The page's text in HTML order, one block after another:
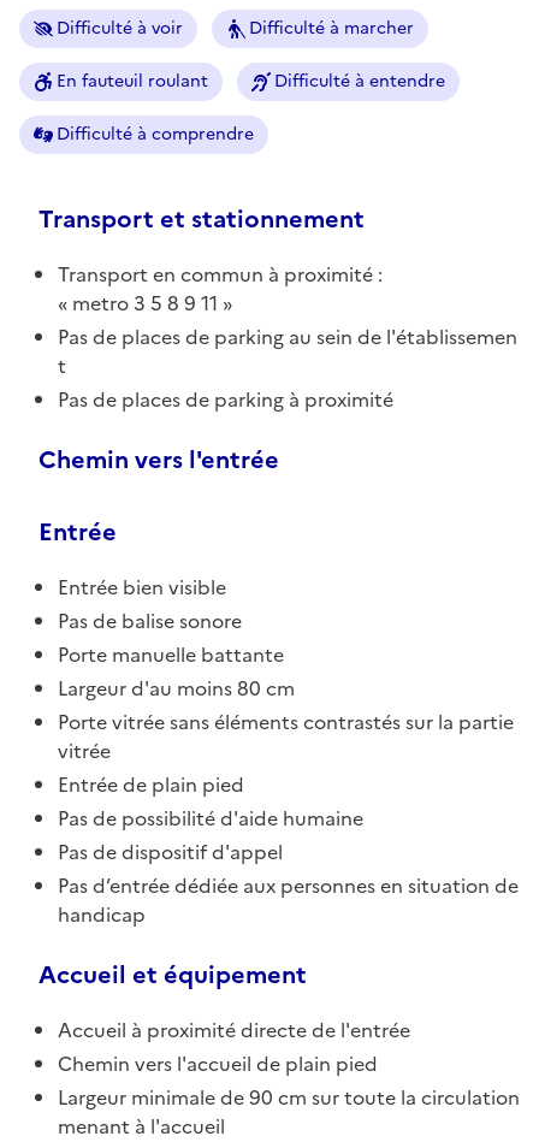
Difficulté à voir Difficulté à marcher
En fauteuil roulant Difficulté à entendre
Difficulté à comprendre
Transport et stationnement
Transport en commun à proximité :
metro 3 5 8 9 11
Pas de places de parking au sein de l'établissemen
t
Pas de places de parking à proximité
Chemin vers l'entrée
Entrée
Entrée bien visible
Pas de balise sonore
Porte manuelle battante
Largeur d'au moins 80 cm
Porte vitrée sans éléments contrastés sur la partie
vitrée
Entrée de plain pied
Pas de possibilité d'aide humaine
Pas de dispositif d'appel
Pas d’entrée dédiée aux personnes en situation de
handicap
Accueil et équipement
Accueil à proximité directe de l'entrée
Chemin vers l'accueil de plain pied
Largeur minimale de 90 cm sur toute la circulation
menant à l'accueil